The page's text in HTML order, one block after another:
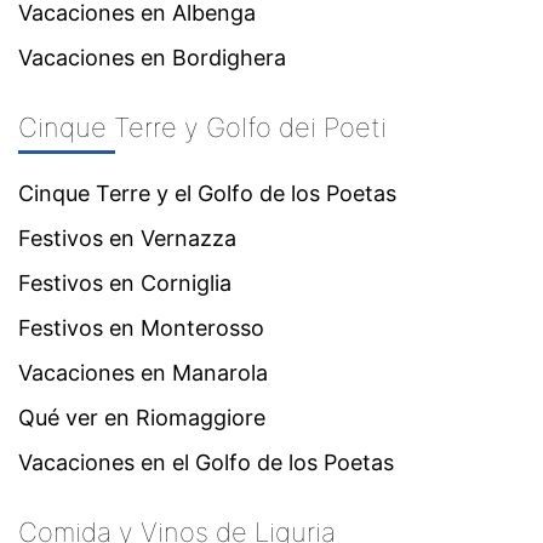
Vacaciones en Albenga
Vacaciones en Bordighera
Cinque Terre y Golfo dei Poeti
Cinque Terre y el Golfo de los Poetas
Festivos en Vernazza
Festivos en Corniglia
Festivos en Monterosso
Vacaciones en Manarola
Qué ver en Riomaggiore
Vacaciones en el Golfo de los Poetas
Comida y Vinos de Liguria